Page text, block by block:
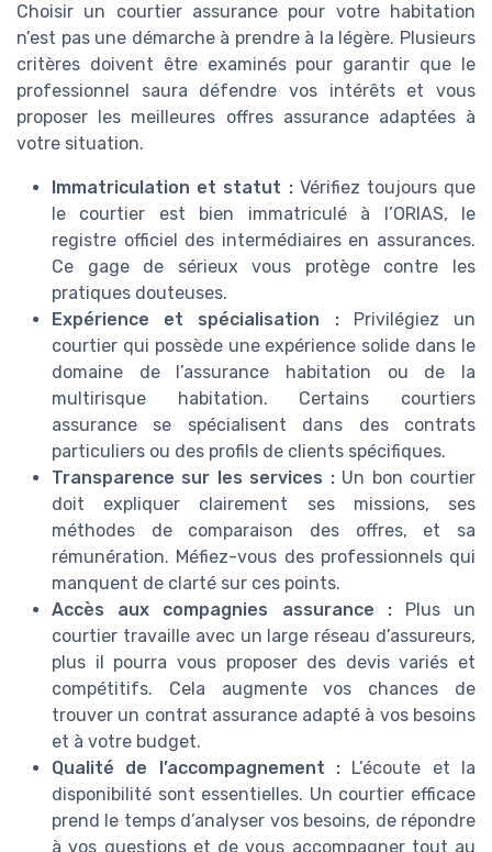
Choisir un courtier assurance pour votre habitation
n’est pas une démarche à prendre à la légère. Plusieurs
critères doivent être examinés pour garantir que le
professionnel saura défendre vos intérêts et vous
proposer les meilleures offres assurance adaptées à
votre situation.
Immatriculation et statut :Vérifiez toujours que
le courtier est bien immatriculé à l’ORIAS, le
registre officiel des intermédiaires en assurances.
Ce gage de sérieux vous protège contre les
pratiques douteuses.
Expérience et spécialisation :Privilégiez un
courtier qui possède une expérience solide dans le
domaine de l’assurance habitation ou de la
multirisque habitation. Certains courtiers
assurance se spécialisent dans des contrats
particuliers ou des profils de clients spécifiques.
Transparence sur les services :Un bon courtier
doit expliquer clairement ses missions, ses
méthodes de comparaison des offres, et sa
rémunération. Méfiez-vous des professionnels qui
manquent de clarté sur ces points.
Accès aux compagnies assurance :Plus un
courtier travaille avec un large réseau d’assureurs,
plus il pourra vous proposer des devis variés et
compétitifs. Cela augmente vos chances de
trouver un contrat assurance adapté à vos besoins
et à votre budget.
Qualité de l’accompagnement : L’écoute et la
disponibilité sont essentielles. Un courtier efficace
prend le temps d’analyser vos besoins, de répondre
à vos questions et de vous accompagner tout au